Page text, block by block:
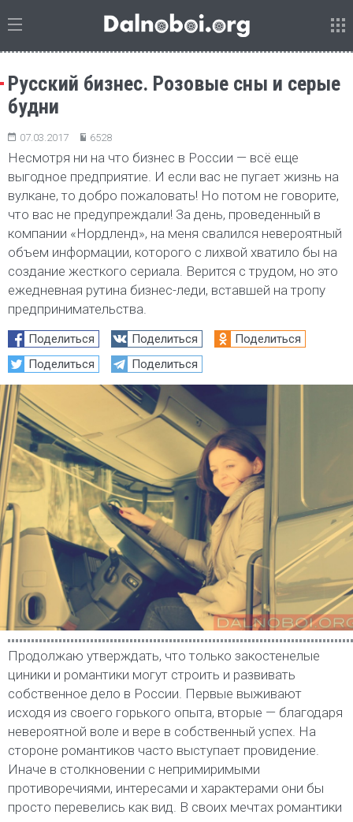
Русский бизнес. Розовые сны и серые
будни
07.03.2017 6528
Несмотря ни на что бизнес в России — всё еще
выгодное предприятие. И если вас не пугает жизнь на
вулкане, то добро пожаловать! Но потом не говорите,
что вас не предупреждали! За день, проведенный в
компании «Нордленд», на меня свалился невероятный
объем информации, которого с лихвой хватило бы на
создание жесткого сериала. Верится с трудом, но это
ежедневная рутина бизнес-леди, вставшей на тропу
предпринимательства.
Поделиться Поделиться
Поделиться
Поделиться
Поделиться
Продолжаю утверждать, что только закостенелые
циники и романтики могут строить и развивать
собственное дело в России. Первые выживают
исходя из своего горького опыта, вторые — благодаря
невероятной воле и вере в собственный успех. На
стороне романтиков часто выступает провидение.
Иначе в столкновении с непримиримыми
противоречиями, интересами и характерами они бы
просто перевелись как вид. В своих мечтах романтики